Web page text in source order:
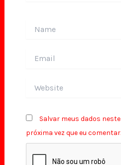
Salvar meus dados
próxima vez que eu comentar.